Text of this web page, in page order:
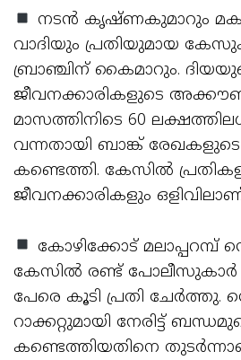
നടന്‍ കൃഷ്ണകുമാറും
വാദിയും പ്രതിയുമായ
ബ്രാഞ്ചിന് കൈമാറും.
ജീവനക്കാരികളുടെ
മാസത്തിനിടെ 60
വന്നതായി ബാങ്ക്
കണ്ടെത്തി. കേസില്‍
ജീവനക്കാരികളും
കോഴിക്കോട് മലാപ്പറമ്പ്
കേസില്‍ രണ്ട് പോലീസുകാര്‍
പേരെ കൂടി പ്രതി
റാക്കറ്റുമായി നേരിട്ട്
കണ്ടെത്തിയതിനെ